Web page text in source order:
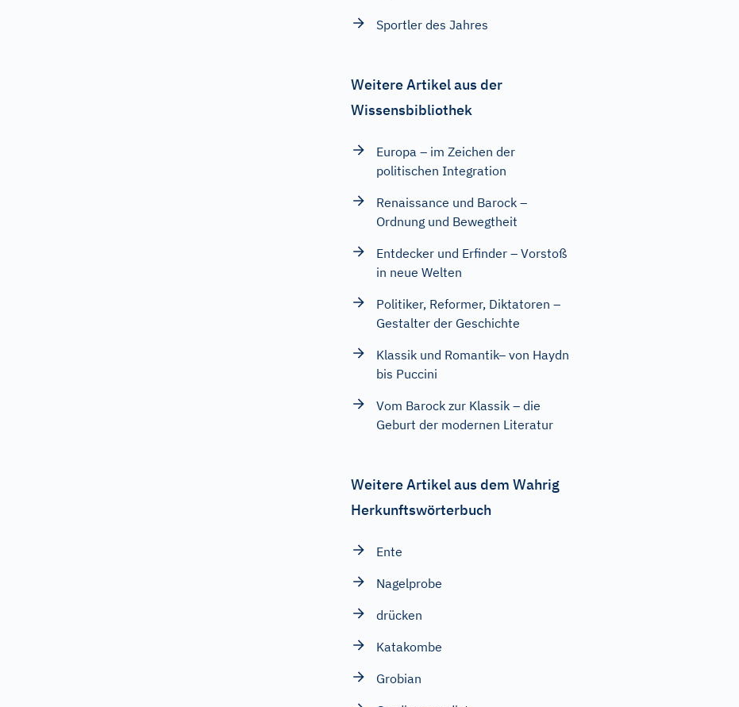
Sportler des Jahres
Weitere Artikel aus der
Wissensbibliothek
Europa – im Zeichen der
politischen Integration
Renaissance und Barock –
Ordnung und Bewegtheit
Entdecker und Erfinder – Vorstoß
in neue Welten
Politiker, Reformer, Diktatoren –
Gestalter der Geschichte
Klassik und Romantik– von Haydn
bis Puccini
Vom Barock zur Klassik – die
Geburt der modernen Literatur
Weitere Artikel aus dem Wahrig
Herkunftswörterbuch
Ente
Nagelprobe
drücken
Katakombe
Grobian